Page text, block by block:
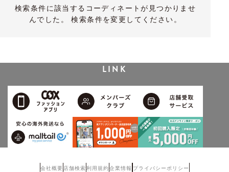
検索条件に該当するコーディネートが見つかりませ
んでした。 検索条件を変更してください。
LINK
会社概要 店舗検索利用規約企業情報 プライバシーポリシー